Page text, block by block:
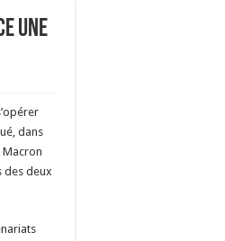
une
dans
Macron
des deux